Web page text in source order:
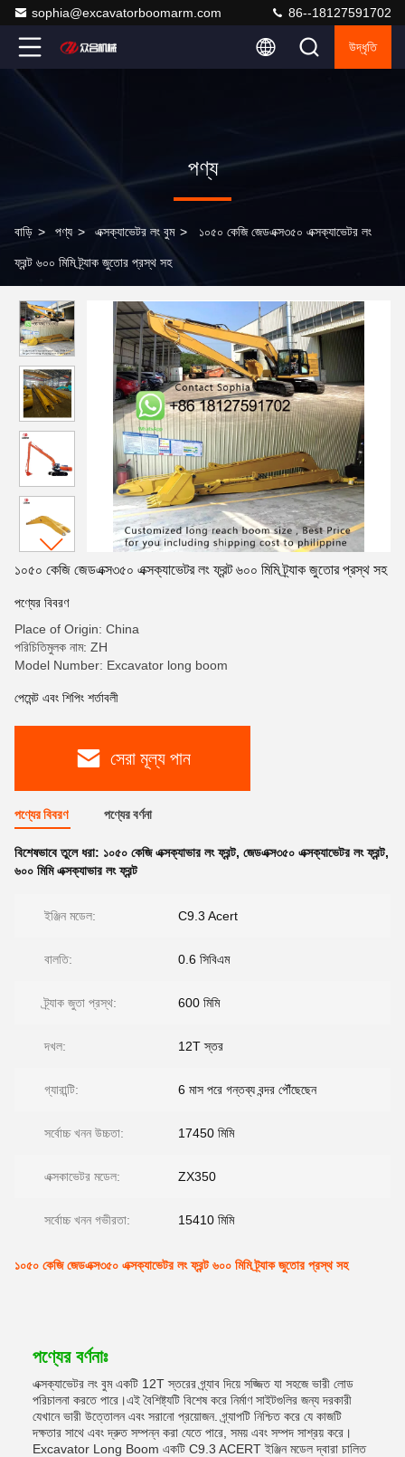
sophia@excavatorboomarm.com 86--18127591702
উদ্ধৃতি
পণ্য
বাড়ি > পণ্য > এক্সক্যাভেটর লং বুম > ১০৫০ কেজি জেডএক্স৩৫০ এক্সক্যাভেটর লং
ফ্রন্ট ৬০০ মিমি ট্র্যাক জুতোর প্রস্থ সহ
১০৫০ কেজি জেডএক্স৩৫০ এক্সক্যাভেটর লং ফ্রন্ট ৬০০ মিমি ট্র্যাক জুতোর প্রস্থ সহ
পণ্যের বিবরণ
Place of Origin: China
পরিচিতিমুলক নাম: ZH
Model Number: Excavator long boom
পেমেন্ট এবং শিপিং শর্তাবলী
সেরা মূল্য পান
পণ্যের বিবরণ পণ্যের বর্ণনা
বিশেষভাবে তুলে ধরা: ১০৫০ কেজি এক্সক্যাভার লং ফ্রন্ট, জেডএক্স৩৫০ এক্সক্যাভেটর লং ফ্রন্ট,
৬০০ মিমি এক্সক্যাভার লং ফ্রন্ট
ইঞ্জিন মডেল: C9.3 Acert
বালতি: 0.6 সিবিএম
ট্র্যাক জুতা প্রস্থ: 600 মিমি
দখল: 12T স্তর
গ্যারান্টি: 6 মাস পরে গন্তব্য বন্দর পৌঁছেছেন
সর্বোচ্চ খনন উচ্চতা: 17450 মিমি
এক্সকাভেটর মডেল: ZX350
সর্বোচ্চ খনন গভীরতা: 15410 মিমি
১০৫০ কেজি জেডএক্স৩৫০ এক্সক্যাভেটর লং ফ্রন্ট ৬০০ মিমি ট্র্যাক জুতোর প্রস্থ সহ
পণ্যের বর্ণনাঃ
এক্সক্যাভেটর লং বুম একটি 12T স্তরের গ্র্যাব দিয়ে সজ্জিত যা সহজে ভারী লোড
পরিচালনা করতে পারে।এই বৈশিষ্ট্যটি বিশেষ করে নির্মাণ সাইটগুলির জন্য দরকারী
যেখানে ভারী উত্তোলন এবং সরানো প্রয়োজন. গ্র্যাপটি নিশ্চিত করে যে কাজটি
দক্ষতার সাথে এবং দ্রুত সম্পন্ন করা যেতে পারে, সময় এবং সম্পদ সাশ্রয় করে।
Excavator Long Boom একটি C9.3 ACERT ইঞ্জিন মডেল দ্বারা চালিত